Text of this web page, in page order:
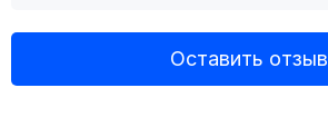
Оставить отзыв